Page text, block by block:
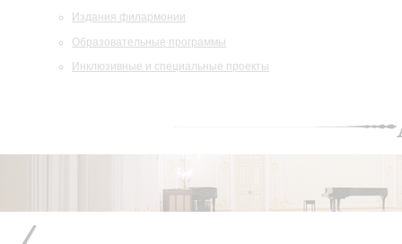
Издания филармонии
Образовательные программы
Инклюзивные и специальные проекты